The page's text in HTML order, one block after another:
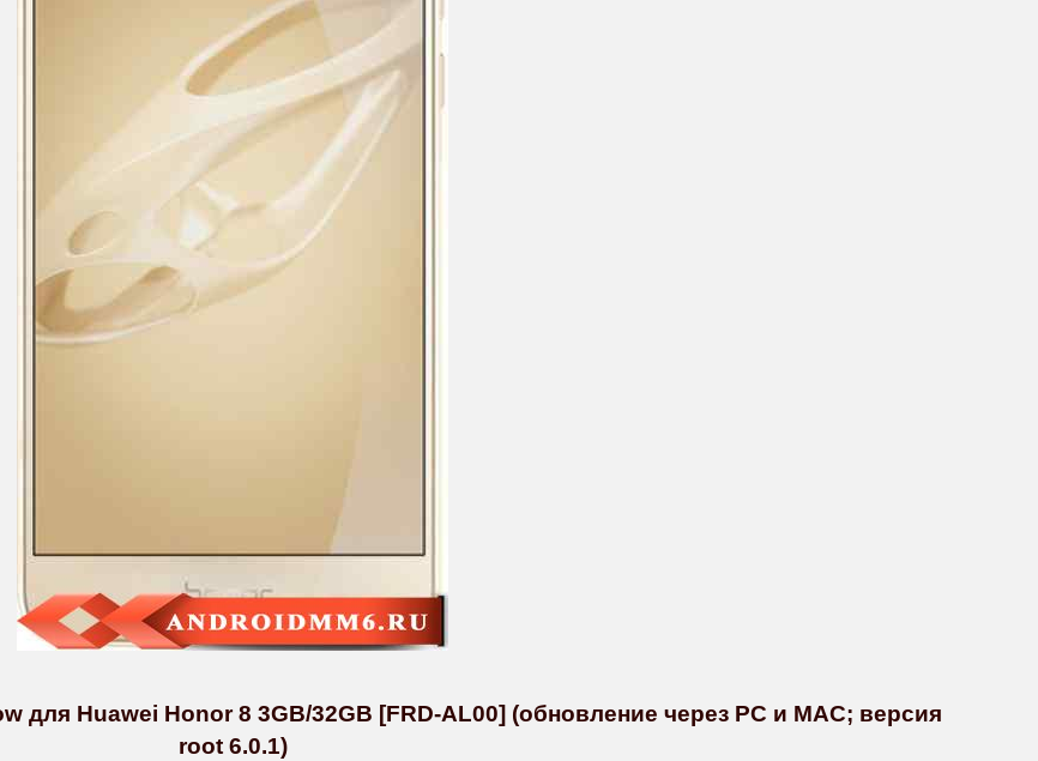
для Huawei Honor 8 3GB/32GB [FRD-AL00] (обновление через PC и MAC; версия
root 6.0.1)